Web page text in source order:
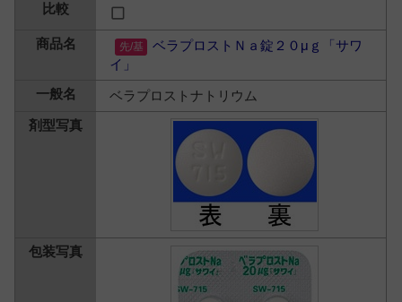
ベラプロストＮａ錠２０μｇ「サワ
イ」
ベラプロストナトリウム